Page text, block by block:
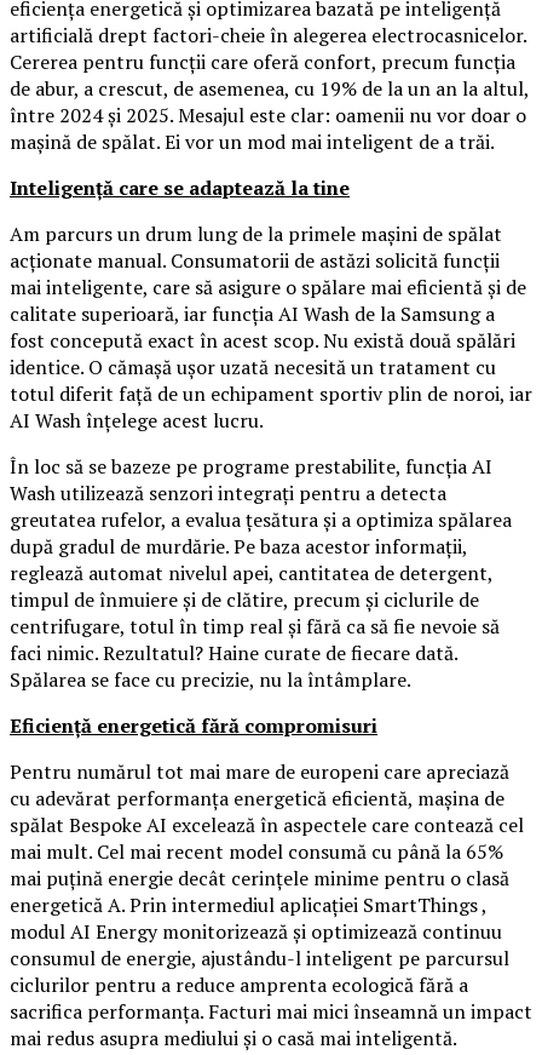
eficiența energetică și optimizarea bazată pe inteligență
artificială drept factori-cheie în alegerea electrocasnicelor.
Cererea pentru funcții care oferă confort, precum funcția
de abur, a crescut, de asemenea, cu 19% de la un an la altul,
între 2024 și 2025. Mesajul este clar: oamenii nu vor doar o
mașină de spălat. Ei vor un mod mai inteligent de a trăi.
Inteligență care se adaptează la tine
Am parcurs un drum lung de la primele mașini de spălat
acționate manual. Consumatorii de astăzi solicită funcții
mai inteligente, care să asigure o spălare mai eficientă și de
calitate superioară, iar funcția AI Wash de la Samsung a
fost concepută exact în acest scop. Nu există două spălări
identice. O cămașă ușor uzată necesită un tratament cu
totul diferit față de un echipament sportiv plin de noroi, iar
AI Wash înțelege acest lucru.
În loc să se bazeze pe programe prestabilite, funcția AI
Wash utilizează senzori integrați pentru a detecta
greutatea rufelor, a evalua țesătura și a optimiza spălarea
după gradul de murdărie. Pe baza acestor informații,
reglează automat nivelul apei, cantitatea de detergent,
timpul de înmuiere și de clătire, precum și ciclurile de
centrifugare, totul în timp real și fără ca să fie nevoie să
faci nimic. Rezultatul? Haine curate de fiecare dată.
Spălarea se face cu precizie, nu la întâmplare.
Eficiență energetică fără compromisuri
Pentru numărul tot mai mare de europeni care apreciază
cu adevărat performanța energetică eficientă, mașina de
spălat Bespoke AI excelează în aspectele care contează cel
mai mult. Cel mai recent model consumă cu până la 65%
mai puțină energie decât cerințele minime pentru o clasă
energetică A. Prin intermediul aplicației SmartThings ,
modul AI Energy monitorizează și optimizează continuu
consumul de energie, ajustându-l inteligent pe parcursul
ciclurilor pentru a reduce amprenta ecologică fără a
sacrifica performanța. Facturi mai mici înseamnă un impact
mai redus asupra mediului și o casă mai inteligentă.